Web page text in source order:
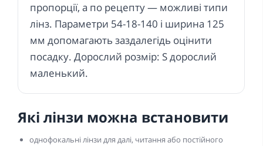
пропорції, а по рецепту — можливі типи
лінз. Параметри 54-18-140 і ширина 125
мм допомагають заздалегідь оцінити
посадку. Дорослий розмір: S дорослий
маленький.
Які лінзи можна встановити
однофокальні лінзи для далі, читання або постійного